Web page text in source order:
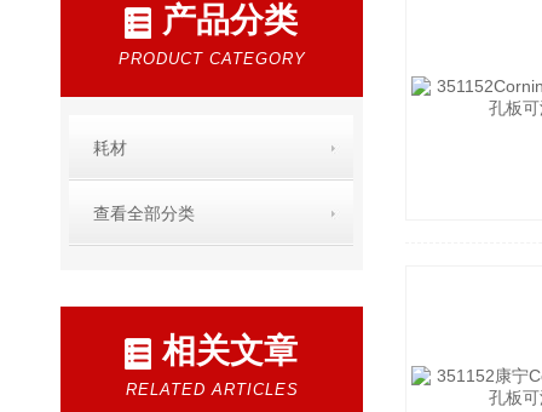
产品分类
PRODUCT CATEGORY
耗材
查看全部分类
相关文章
RELATED ARTICLES